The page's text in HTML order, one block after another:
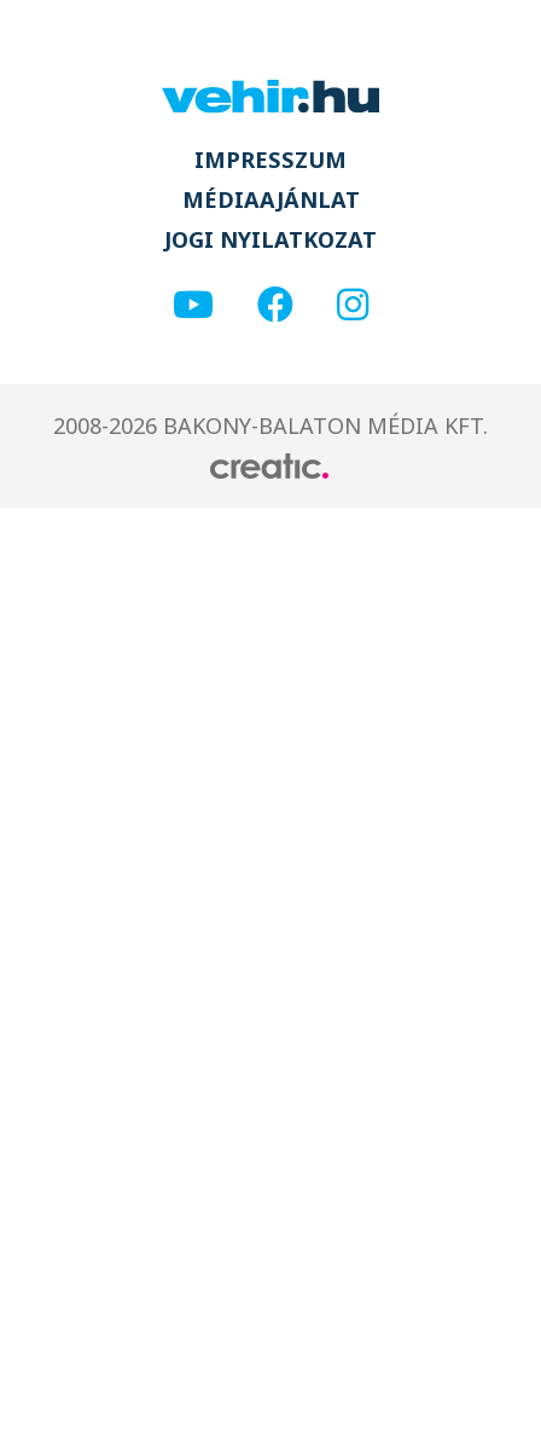
IMPRESSZUM
MÉDIAAJÁNLAT
JOGI NYILATKOZAT
2008-2026 BAKONY-BALATON MÉDIA KFT.